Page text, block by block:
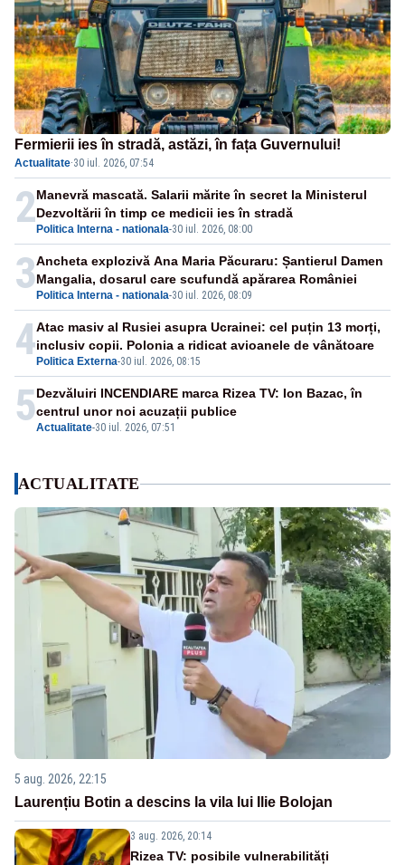
Fermierii ies în stradă, astăzi, în fața Guvernului!
Actualitate·30 iul. 2026, 07:54
2 Politica Interna - nationala-30 iul. 2026, 08:00
Manevră mascată. Salarii mărite în secret la Ministerul
Dezvoltării în timp ce medicii ies în stradă
3 Politica Interna - nationala-30 iul. 2026, 08:09
Ancheta explozivă Ana Maria Păcuraru: Șantierul Damen
Mangalia, dosarul care scufundă apărarea României
4 Politica Externa-30 iul. 2026, 08:15
Atac masiv al Rusiei asupra Ucrainei: cel puțin 13 morți,
inclusiv copii. Polonia a ridicat avioanele de vânătoare
5Actualitate-30 iul. 2026, 07:51
Dezvăluiri INCENDIARE marca Rizea TV: Ion Bazac, în
centrul unor noi acuzații publice
ACTUALITATE
5 aug. 2026, 22:15
Laurențiu Botin a descins la vila lui Ilie Bolojan
3 aug. 2026, 20:14
Rizea TV: posibile vulnerabilități